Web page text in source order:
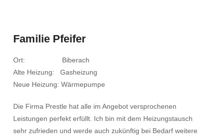
Familie Pfeifer
Ort: Biberach
Alte Heizung: Gasheizung
Neue Heizung: Wärmepumpe
Die Firma Prestle hat alle im Angebot versprochenen
Leistungen perfekt erfüllt. Ich bin mit dem Heizungstausch
sehr zufrieden und werde auch zukünftig bei Bedarf weitere